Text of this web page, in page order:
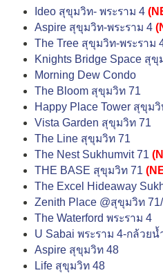
Ideo สุขุมวิท- พระราม 4
Aspire สุขุมวิท-พระราม 4
The Tree สุขุมวิท-พระราม
Knights Bridge Space สุขุ
Morning Dew Condo
The Bloom สุขุมวิท 71
Happy Place Tower สุขุมวิ
Vista Garden สุขุมวิท 71
The Line สุขุมวิท 71
The Nest Sukhumvit 71
THE BASE สุขุมวิท 71
The Excel Hideaway
Zenith Place @สุขุมวิท
The Waterford พระราม 4
U Sabai พระราม 4-กล้วยน้
Aspire สุขุมวิท 48
Life สุขุมวิท 48